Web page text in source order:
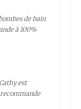
de bain
à 100%
est
recommande